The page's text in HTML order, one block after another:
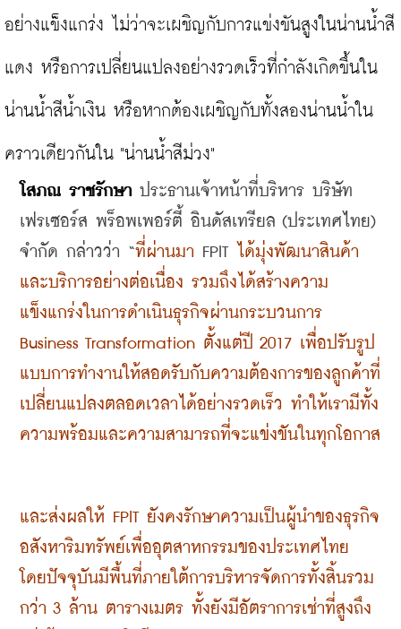
อย่างแข็งแกร่ง ไม่ว่าจะเผชิญกับการแข่งขันสูงในน่านน้ำสี
แดง หรือการเปลี่ยนแปลงอย่างรวดเร็วที่กำลังเกิดขึ้นใน
น่านน้ำสีน้ำเงิน หรือหากต้องเผชิญกับทั้งสองน่านน้ำใน
โสภณ ราชรักษา ประธานเจ้าหน้าที่บริหาร บริษัท
เฟรเซอร์ส พร็อพเพอร์ตี้ อินดัสเทรียล (ประเทศไทย)
จำกัด กล่าวว่า “ที่ผ่านมา FPIT ได้มุ่งพัฒนาสินค้า
และบริการอย่างต่อเนื่อง รวมถึงได้สร้างความ
แข็งแกร่งในการดำเนินธุรกิจผ่านกระบวนการ
Business Transformation ตั้งแต่ปี 2017 เพื่อปรับรูป
แบบการทำงานให้สอดรับกับความต้องการของลูกค้าที่
เปลี่ยนแปลงตลอดเวลาได้อย่างรวดเร็ว ทำให้เรามีทั้ง
ความพร้อมและความสามารถที่จะแข่งขันในทุกโอกาส
และส่งผลให้ FPIT ยังคงรักษาความเป็นผู้นำของธุรกิจ
อสังหาริมทรัพย์เพื่ออุตสาหกรรมของประเทศไทย
โดยปัจจุบันมีพื้นที่ภายใต้การบริหารจัดการทั้งสิ้นรวม
กว่า 3 ล้าน ตารางเมตร ทั้งยังมีอัตราการเช่าที่สูงถึง